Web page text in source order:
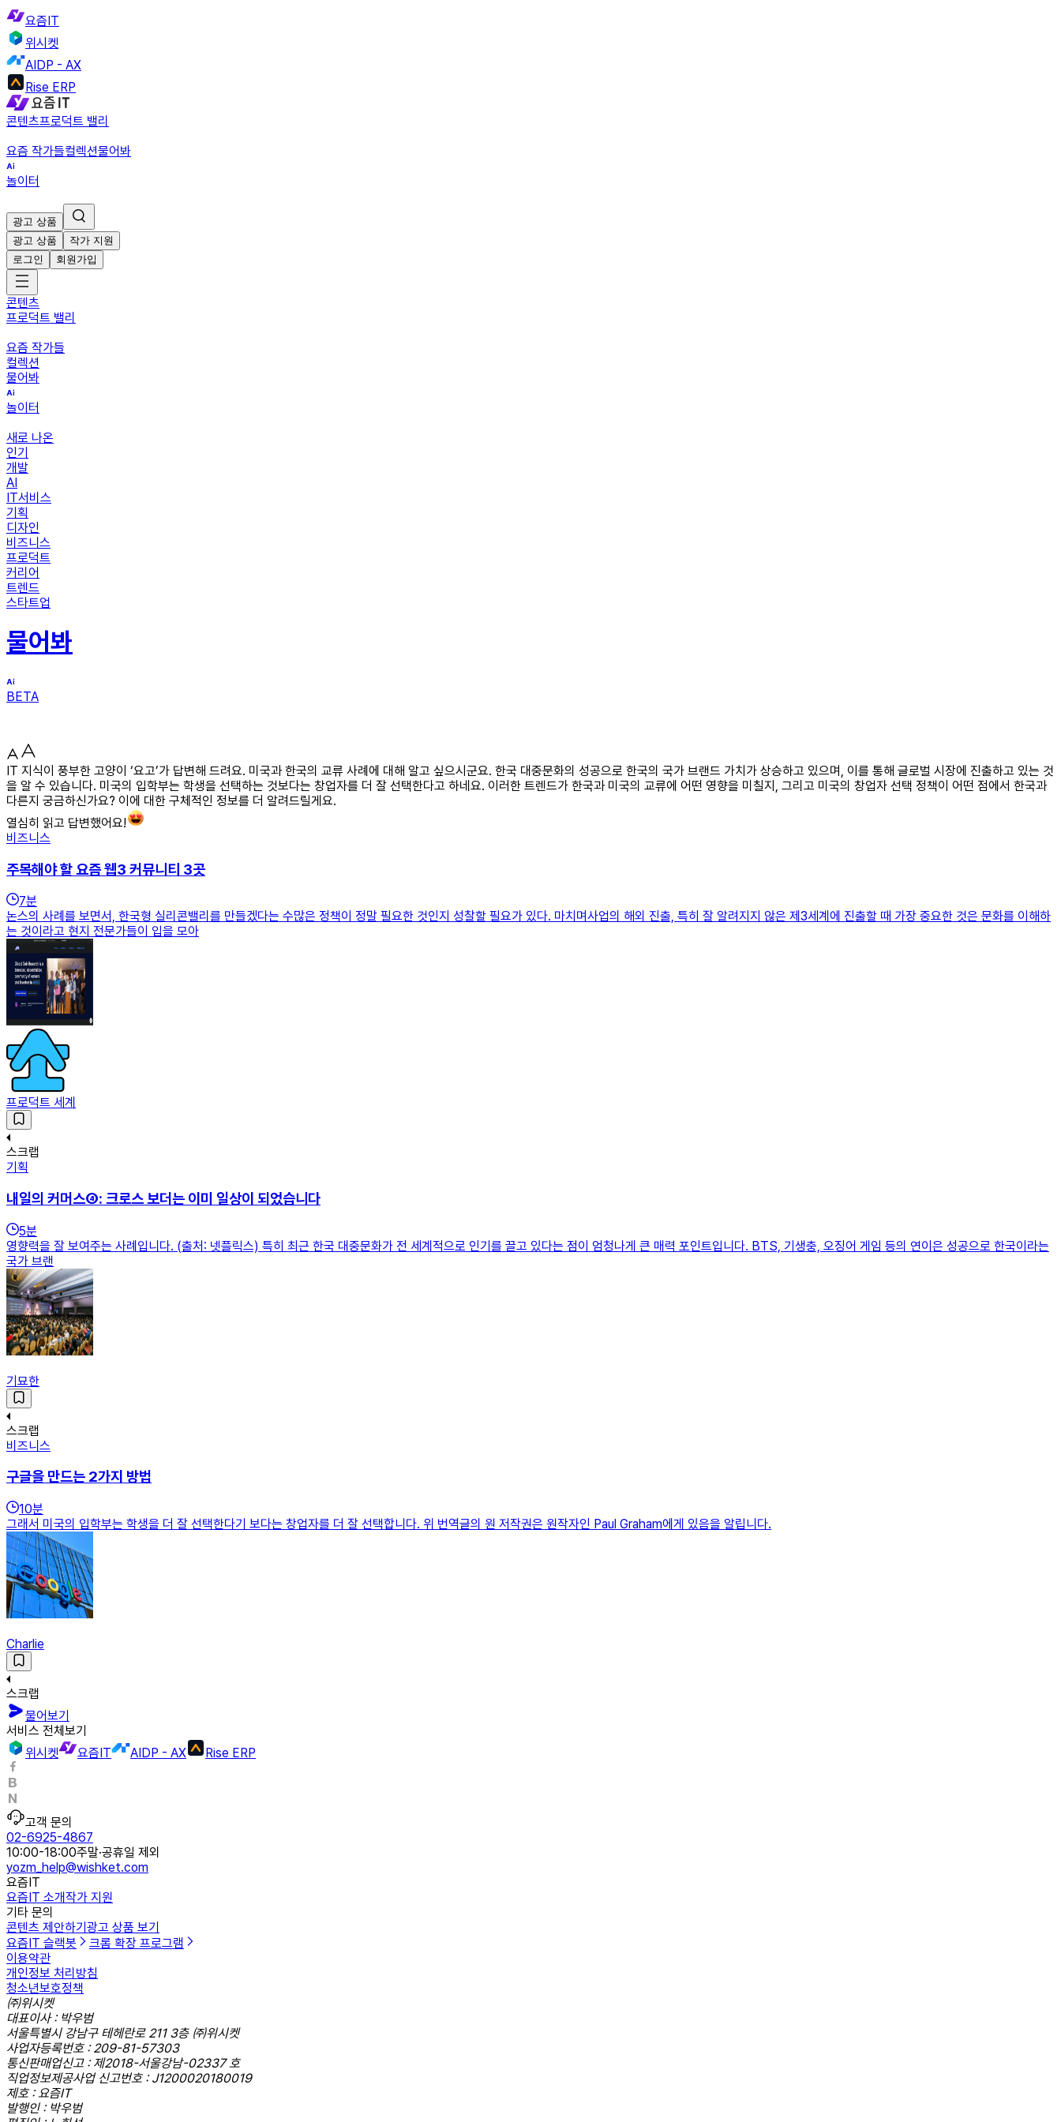
요즘IT
위시켓
AIDP - AX
Rise ERP
콘텐츠프로덕트 밸리
요즘 작가들컬렉션물어봐
놀이터
광고 상품
광고 상품
작가 지원
로그인
회원가입
콘텐츠
프로덕트 밸리
요즘 작가들
컬렉션
물어봐
놀이터
새로 나온
인기
개발
AI
IT서비스
기획
디자인
비즈니스
프로덕트
커리어
트렌드
스타트업
물어봐
BETA
IT 지식이 풍부한 고양이 ‘요고’가 답변해 드려요. 미국과 한국의 교류 사례에 대해 알고 싶으시군요. 한국 대중문화의 성공으로 한국의 국가 브랜드 가치가 상승하고 있으며, 이를 통해 글로벌 시장에 진출하고 있는 것
을 알 수 있습니다. 미국의 입학부는 학생을 선택하는 것보다는 창업자를 더 잘 선택한다고 하네요. 이러한 트렌드가 한국과 미국의 교류에 어떤 영향을 미칠지, 그리고 미국의 창업자 선택 정책이 어떤 점에서 한국과
다른지 궁금하신가요? 이에 대한 구체적인 정보를 더 알려드릴게요.
열심히 읽고 답변했어요!
비즈니스
주목해야 할 요즘 웹3 커뮤니티 3곳
7분
논스의 사례를 보면서, 한국형 실리콘밸리를 만들겠다는 수많은 정책이 정말 필요한 것인지 성찰할 필요가 있다. 마치며사업의 해외 진출, 특히 잘 알려지지 않은 제3세계에 진출할 때 가장 중요한 것은 문화를 이해하
는 것이라고 현지 전문가들이 입을 모아
프로덕트 세계
스크랩
기획
내일의 커머스④: 크로스 보더는 이미 일상이 되었습니다
5분
영향력을 잘 보여주는 사례입니다. (출처: 넷플릭스) 특히 최근 한국 대중문화가 전 세계적으로 인기를 끌고 있다는 점이 엄청나게 큰 매력 포인트입니다. BTS, 기생충, 오징어 게임 등의 연이은 성공으로 한국이라는
국가 브랜
기묘한
스크랩
비즈니스
구글을 만드는 2가지 방법
10분
그래서 미국의 입학부는 학생을 더 잘 선택한다기 보다는 창업자를 더 잘 선택합니다. 위 번역글의 원 저작권은 원작자인 Paul Graham에게 있음을 알립니다.
Charlie
스크랩
물어보기
서비스 전체보기
위시켓
요즘IT AIDP - AX Rise ERP
고객 문의
02-6925-4867
10:00-18:00주말·공휴일 제외
yozm_help@wishket.com
요즘IT
요즘IT 소개작가 지원
기타 문의
콘텐츠 제안하기 광고 상품 보기
요즘IT 슬랙봇
크롬 확장 프로그램
이용약관
개인정보 처리방침
청소년보호정책
㈜위시켓
대표이사 : 박우범
서울특별시 강남구 테헤란로 211 3층 ㈜위시켓
사업자등록번호 : 209-81-57303
통신판매업신고 : 제2018-서울강남-02337 호
직업정보제공사업 신고번호 : J1200020180019
제호 : 요즘IT
발행인 : 박우범